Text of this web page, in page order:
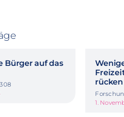
Bürger auf das
rücken
1.